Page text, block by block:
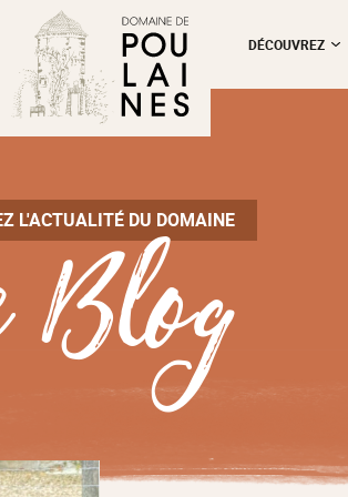
DÉCOUVREZ
L'ACTUALITÉ DU DOMAINE
Blog